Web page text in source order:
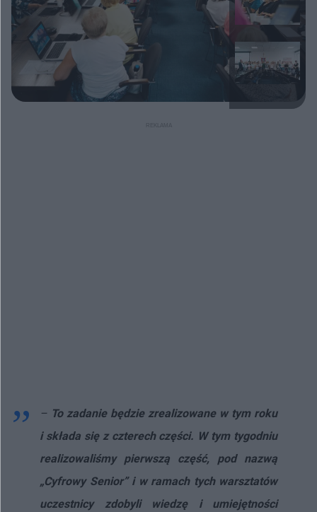
– To zadanie będzie zrealizowane w tym roku
i składa się z czterech części. W tym tygodniu
realizowaliśmy pierwszą część, pod nazwą
„Cyfrowy Senior” i w ramach tych warsztatów
uczestnicy zdobyli wiedzę i umiejętności